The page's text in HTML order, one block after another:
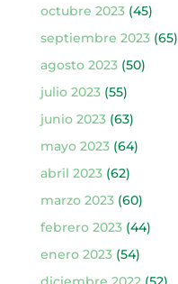
octubre 2023(45)
septiembre 2023(65)
agosto 2023(50)
julio 2023(55)
junio 2023(63)
mayo 2023(64)
abril 2023(62)
marzo 2023(60)
febrero 2023(44)
enero 2023(54)